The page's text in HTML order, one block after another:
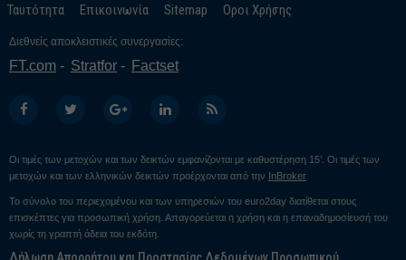
Ταυτότητα Επικοινωνία Sitemap Οροι Χρήσης
Διεθνείς αποκλειστικές συνεργασίες:
FT.com Stratfor Factset
Οι τιμές των μετοχών και των δεικτών εμφανίζονται με καθυστέρηση 15’. Οι τιμές των
μετοχών και των ελληνικών δεικτών προέρχονται από την InBroker
Το σύνολο του περιεχομένου και των υπηρεσιών του euro2day διατίθεται στους
επισκέπτες για προσωπική χρήση. Απαγορεύεται η χρήση και η επαναδημοσίευσή του
χωρίς τη γραπτή άδεια του εκδότη.